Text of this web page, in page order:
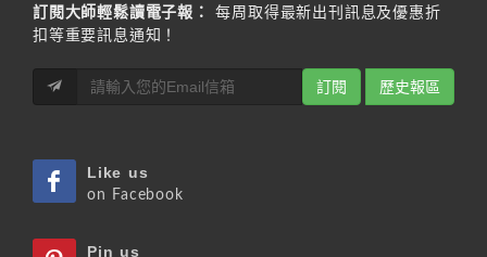
訂閱大師輕鬆讀電子報：
每周取得最新出刊訊息及優惠折
扣等重要訊息通知！
訂閱 歷史報區
Like us
on Facebook
Pin us